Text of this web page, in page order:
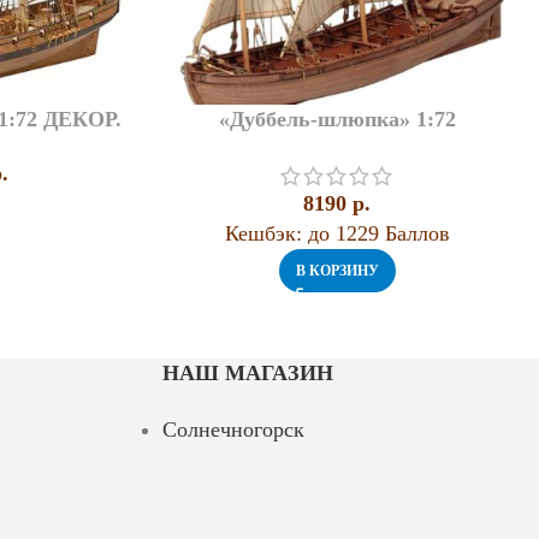
ДЕКОР. «Дуббель-шлюпка» 1:72
8190 p.
Кешбэк: до 1229 Баллов
В КОРЗИНУ
НАШ МАГАЗИН
Солнечногорск